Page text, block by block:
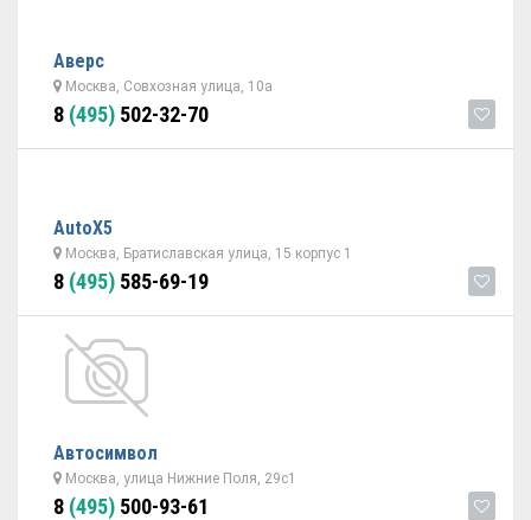
Аверс
Москва, Совхозная улица, 10а
8 (495) 502-32-70
AutoX5
Москва, Братиславская улица, 15 корпус 1
8 (495) 585-69-19
Автосимвол
Москва, улица Нижние Поля, 29с1
8 (495) 500-93-61